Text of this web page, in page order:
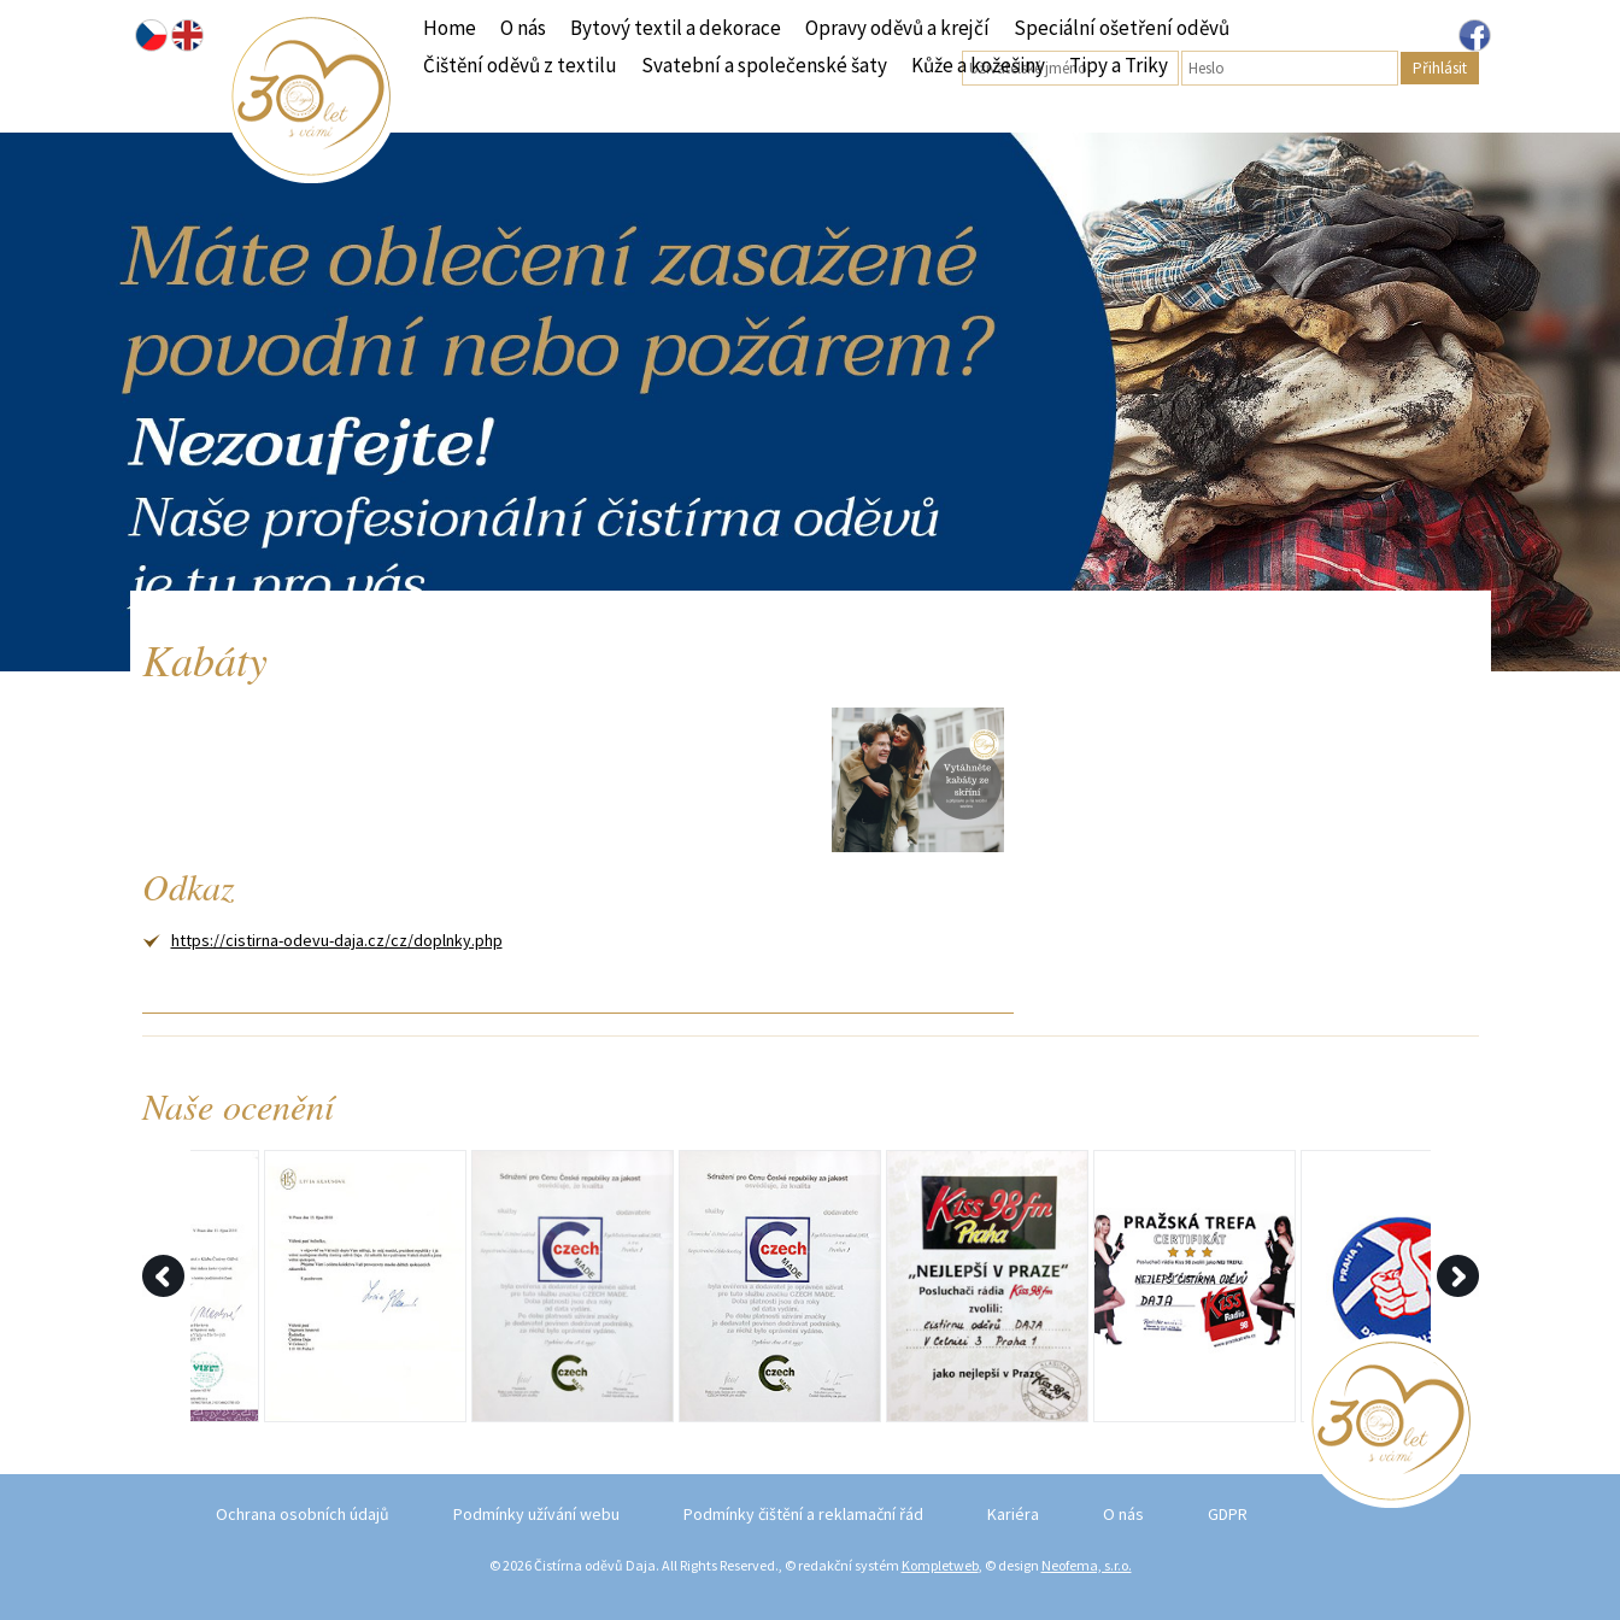
Home O nás Bytový textil a dekorace Opravy oděvů a krejčí
Speciální ošetření oděvů
Čištění oděvů z textilu
Svatební a společenské šaty Kůže a kožešiny Tipy a Triky
Kabáty
Odkaz
https://cistirna-odevu-daja.cz/cz/doplnky.php
Naše ocenění
Ochrana osobních údajů Podmínky užívání webu Podmínky čištění a reklamační řád Kariéra O nás GDPR
© 2026 Čistírna oděvů Daja. All Rights Reserved., © redakční systém Kompletweb, © design Neofema, s.r.o.